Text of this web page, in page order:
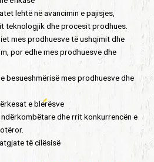
lehtë në avancimin e pajisjes,
teknologjik dhe procesit prodhues.
mes prodhuesve të ushqimit dhe
por edhe mes prodhuesve dhe
besueshmërisë mes prodhuesve dhe
e blerësve
dhe rrit konkurrencën e
të cilësisë